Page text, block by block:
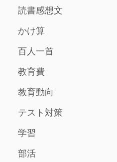
読書感想文
かけ算
百人一首
教育費
教育動向
テスト対策
学習
部活